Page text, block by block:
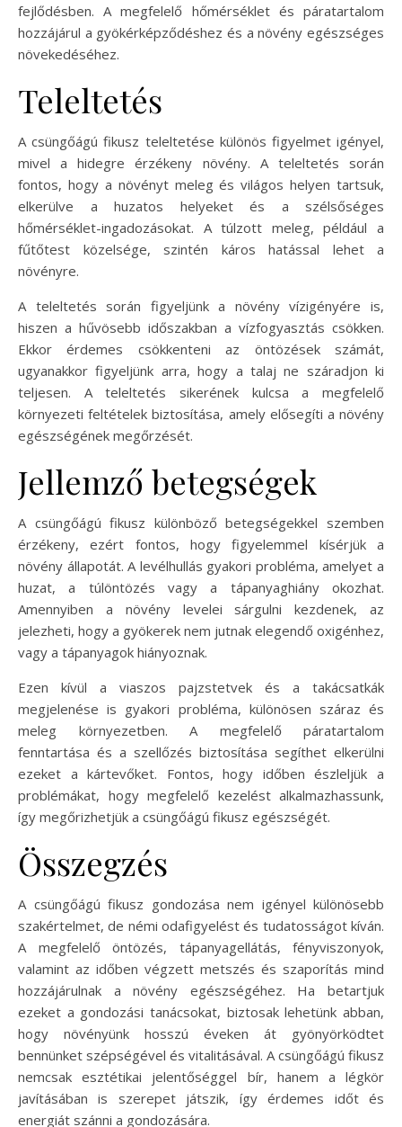
fejlődésben. A megfelelő hőmérséklet és páratartalom
hozzájárul a gyökérképződéshez és a növény egészséges
növekedéséhez.
Teleltetés
A csüngőágú fikusz teleltetése különös figyelmet igényel,
mivel a hidegre érzékeny növény. A teleltetés során
fontos, hogy a növényt meleg és világos helyen tartsuk,
elkerülve a huzatos helyeket és a szélsőséges
hőmérséklet-ingadozásokat. A túlzott meleg, például a
fűtőtest közelsége, szintén káros hatással lehet a
növényre.
A teleltetés során figyeljünk a növény vízigényére is,
hiszen a hűvösebb időszakban a vízfogyasztás csökken.
Ekkor érdemes csökkenteni az öntözések számát,
ugyanakkor figyeljünk arra, hogy a talaj ne száradjon ki
teljesen. A teleltetés sikerének kulcsa a megfelelő
környezeti feltételek biztosítása, amely elősegíti a növény
egészségének megőrzését.
Jellemző betegségek
A csüngőágú fikusz különböző betegségekkel szemben
érzékeny, ezért fontos, hogy figyelemmel kísérjük a
növény állapotát. A levélhullás gyakori probléma, amelyet a
huzat, a túlöntözés vagy a tápanyaghiány okozhat.
Amennyiben a növény levelei sárgulni kezdenek, az
jelezheti, hogy a gyökerek nem jutnak elegendő oxigénhez,
vagy a tápanyagok hiányoznak.
Ezen kívül a viaszos pajzstetvek és a takácsatkák
megjelenése is gyakori probléma, különösen száraz és
meleg környezetben. A megfelelő páratartalom
fenntartása és a szellőzés biztosítása segíthet elkerülni
ezeket a kártevőket. Fontos, hogy időben észleljük a
problémákat, hogy megfelelő kezelést alkalmazhassunk,
így megőrizhetjük a csüngőágú fikusz egészségét.
Összegzés
A csüngőágú fikusz gondozása nem igényel különösebb
szakértelmet, de némi odafigyelést és tudatosságot kíván.
A megfelelő öntözés, tápanyagellátás, fényviszonyok,
valamint az időben végzett metszés és szaporítás mind
hozzájárulnak a növény egészségéhez. Ha betartjuk
ezeket a gondozási tanácsokat, biztosak lehetünk abban,
hogy növényünk hosszú éveken át gyönyörködtet
bennünket szépségével és vitalitásával. A csüngőágú fikusz
nemcsak esztétikai jelentőséggel bír, hanem a légkör
javításában is szerepet játszik, így érdemes időt és
energiát szánni a gondozására.